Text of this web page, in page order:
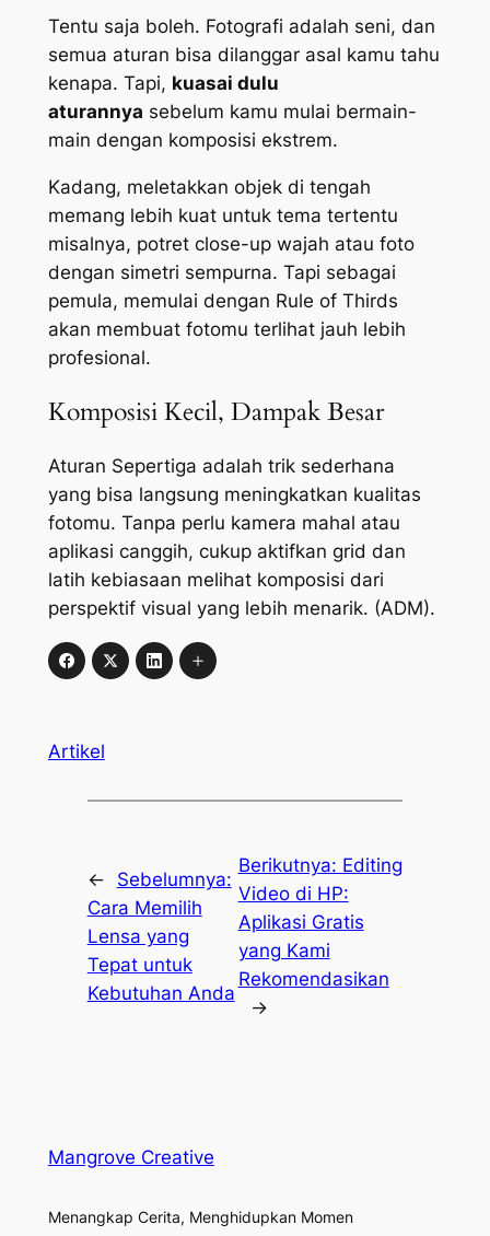
Tentu saja boleh. Fotografi adalah seni, dan
semua aturan bisa dilanggar asal kamu tahu
kenapa. Tapi, kuasai dulu
aturannya sebelum kamu mulai bermain-
main dengan komposisi ekstrem.
Kadang, meletakkan objek di tengah
memang lebih kuat untuk tema tertentu
misalnya, potret close-upwajah atau foto
dengan simetri sempurna. Tapi sebagai
pemula, memulai dengan Rule of Thirds
akan membuat fotomu terlihat jauh lebih
profesional.
Komposisi Kecil, Dampak Besar
Aturan Sepertiga adalah trik sederhana
yang bisa langsung meningkatkan kualitas
fotomu. Tanpa perlu kamera mahal atau
aplikasi canggih, cukup aktifkan grid dan
latih kebiasaan melihat komposisi dari
perspektif visual yang lebih menarik. (ADM).
Artikel
←
Sebelumnya:
Cara Memilih
Lensa yang
Tepat untuk
Kebutuhan Anda
Berikutnya: Editing
Video di HP:
Aplikasi Gratis
yang Kami
Rekomendasikan
→
Mangrove Creative
Menangkap Cerita, Menghidupkan Momen